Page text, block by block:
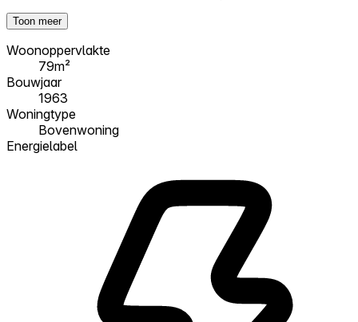
Toon meer
Woonoppervlakte
79m²
Bouwjaar
1963
Woningtype
Bovenwoning
Energielabel